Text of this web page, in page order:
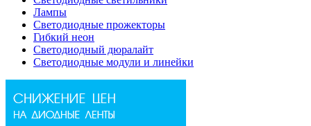
Лампы
Светодиодные прожекторы
Гибкий неон
Светодиодный дюралайт
Светодиодные модули и линейки